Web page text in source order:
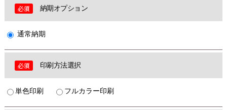
納期オプション
通常納期
印刷方法選択
単色印刷 フルカラー印刷